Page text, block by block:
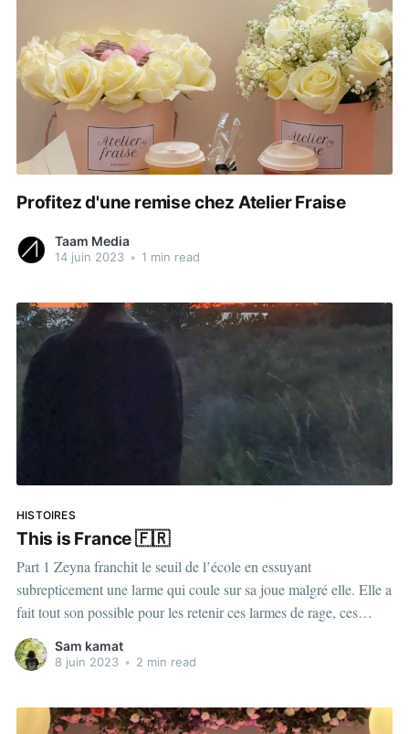
Profitez d'une remise chez Atelier Fraise
Taam Media
14 juin 2023 • 1 min read
HISTOIRES
This is France 🇫🇷
Part 1 Zeyna franchit le seuil de l’école en essuyant
subrepticement une larme qui coule sur sa joue malgré elle. Elle a
fait tout son possible pour les retenir ces larmes de rage, ces
larmes d’impuissance. Mais là, seule, elle ne les retient plus. Elle
avance à pas
Sam kamat
8 juin 2023 • 2 min read